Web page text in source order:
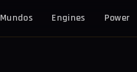
Mundos Engines Power